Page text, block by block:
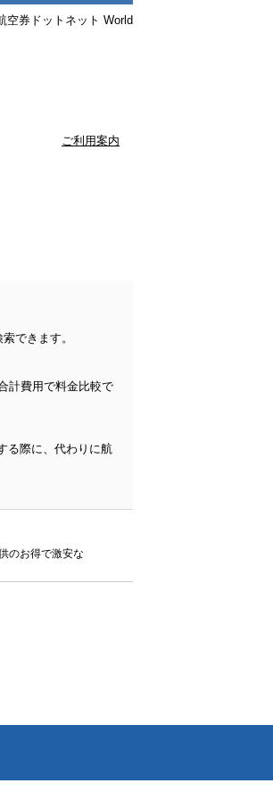
空券ドットネット World
ご利用案内
できます。
計費用で料金比較で
る際に、代わりに航
のお得で激安な